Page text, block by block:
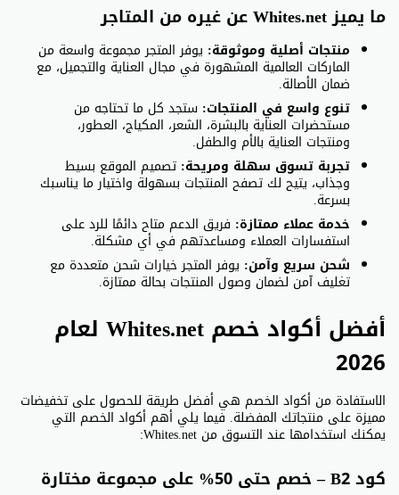
ما يميز Whites.net عن غيره من المتاجر
منتجات أصلية وموثوقة: يوفر المتجر مجموعة واسعة من
الماركات العالمية المشهورة في مجال العناية والتجميل، مع
ضمان الأصالة.
تنوع واسع في المنتجات: ستجد كل ما تحتاجه من
مستحضرات العناية بالبشرة، الشعر، المكياج، العطور،
ومنتجات العناية بالأم والطفل.
تجربة تسوق سهلة ومريحة: تصميم الموقع بسيط
وجذاب، يتيح لك تصفح المنتجات بسهولة واختيار ما يناسبك
بسرعة.
خدمة عملاء ممتازة: فريق الدعم متاح دائمًا للرد على
استفسارات العملاء ومساعدتهم في أي مشكلة.
شحن سريع وآمن: يوفر المتجر خيارات شحن متعددة مع
تغليف آمن لضمان وصول المنتجات بحالة ممتازة.
أفضل أكواد خصم Whites.net لعام
2026
الاستفادة من أكواد الخصم هي أفضل طريقة للحصول على تخفيضات
مميزة على منتجاتك المفضلة. فيما يلي أهم أكواد الخصم التي
يمكنك استخدامها عند التسوق من Whites.net:
كود B2 – خصم حتى 50% على مجموعة مختارة